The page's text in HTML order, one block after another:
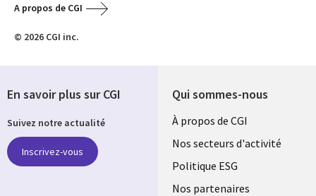
A propos de CGI
© 2026 CGI inc.
Qui sommes-nous
Useful
links
FRANCE
À propos de CGI
Nos secteurs d'activité
Politique ESG
Nos partenaires
En savoir plus sur CGI
Suivez notre actualité
Inscrivez-vous